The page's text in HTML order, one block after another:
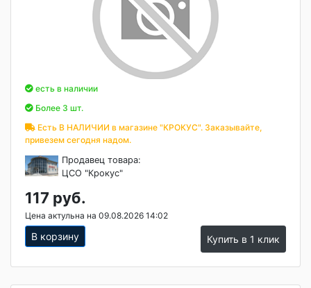
есть в наличии
Более 3 шт.
Есть В НАЛИЧИИ в магазине "КРОКУС". Заказывайте,
привезем сегодня надом.
Продавец товара:
ЦСО "Крокус"
117 руб.
Цена актульна на 09.08.2026 14:02
В корзину Купить в 1 клик